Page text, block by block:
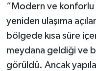
“Modern ve
yeniden ulaşıma
bölgede kısa süre
meydana geldiği ve
görüldü. Ancak